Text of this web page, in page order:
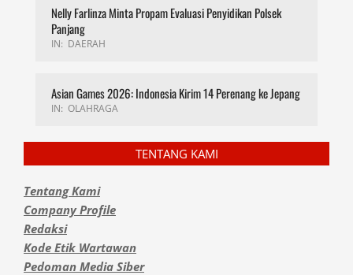
Nelly Farlinza Minta Propam Evaluasi Penyidikan Polsek
Panjang
IN: DAERAH
Asian Games 2026: Indonesia Kirim 14 Perenang ke Jepang
IN: OLAHRAGA
TENTANG KAMI
Tentang Kami
Company Profile
Redaksi
Kode Etik Wartawan
Pedoman Media Siber